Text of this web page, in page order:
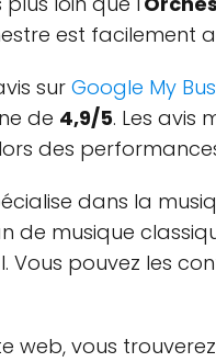
est facilement
surGoogle My
de 4,9/5. Les avis
des
dans la
de musique
Vous pouvez les
web, vous